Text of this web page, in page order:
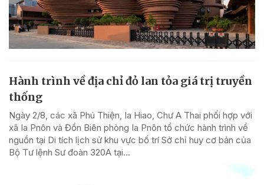
Hành trình về địa chỉ đỏ lan tỏa giá trị truyền
thống
Ngày 2/8, các xã Phú Thiện, Ia Hiao, Chư A Thai phối hợp với
xã Ia Pnôn và Đồn Biên phòng Ia Pnôn tổ chức hành trình về
nguồn tại Di tích lịch sử khu vực bố trí Sở chỉ huy cơ bản của
Bộ Tư lệnh Sư đoàn 320A tại...